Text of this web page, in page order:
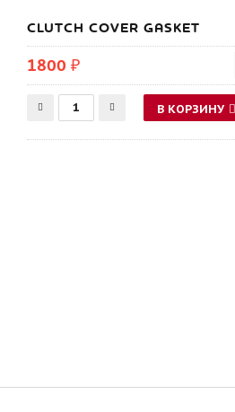
CLUTCH COVER GASKET
1800 ₽
В КОРЗИНУ